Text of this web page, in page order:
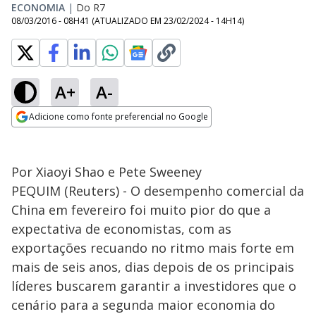
ECONOMIA | Do R7
08/03/2016 - 08H41 (ATUALIZADO EM 23/02/2024 - 14H14)
A+ A-
Adicione como fonte preferencial no Google
Por Xiaoyi Shao e Pete Sweeney
PEQUIM (Reuters) - O desempenho comercial da
China em fevereiro foi muito pior do que a
expectativa de economistas, com as
exportações recuando no ritmo mais forte em
mais de seis anos, dias depois de os principais
líderes buscarem garantir a investidores que o
cenário para a segunda maior economia do